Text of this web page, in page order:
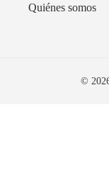
Quiénes somos
©